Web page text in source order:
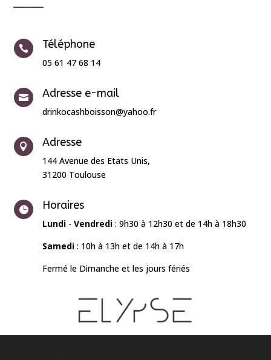
 Téléphone
05 61 47 68 14
 Adresse e-mail
drinkocashboisson@yahoo.fr
 Adresse
144 Avenue des Etats Unis,
31200 Toulouse
 Horaires
Lundi- Vendredi: 9h30 à 12h30 et de 14h à 18h30
Samedi: 10h à 13h et de 14h à 17h
Fermé le Dimanche et les jours fériés